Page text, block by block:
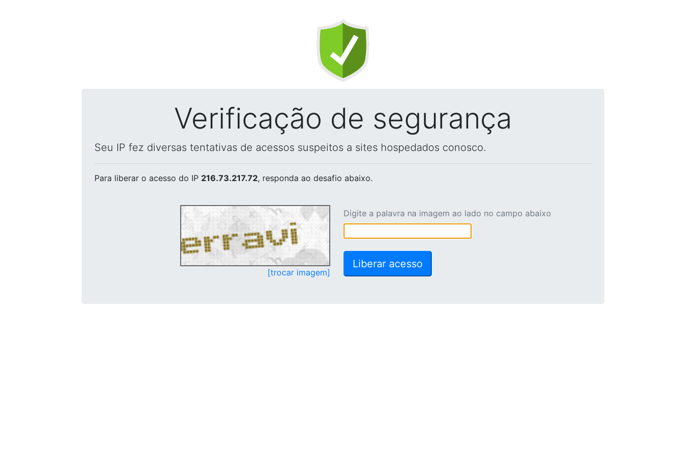
Verificação de segurança
Seu IP fez diversas tentativas de acessos suspeitos a sites hospedados conosco.
Para liberar o acesso do IP 216.73.217.72, responda ao desafio abaixo.
[trocar imagem]
Digite a palavra na imagem ao lado no campo abaixo